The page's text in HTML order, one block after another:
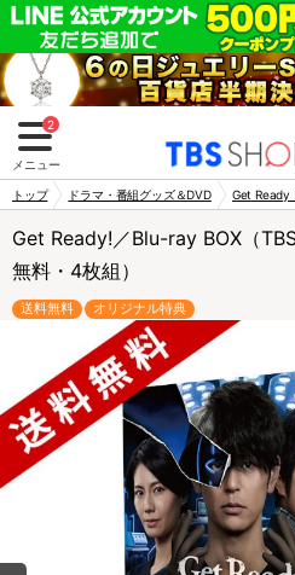
2
メニュー
トップ ドラマ・番組グッズ＆DVD Get Ready
Get Ready!／Blu-ray BOX（
無料・4枚組）
送料無料 オリジナル特典